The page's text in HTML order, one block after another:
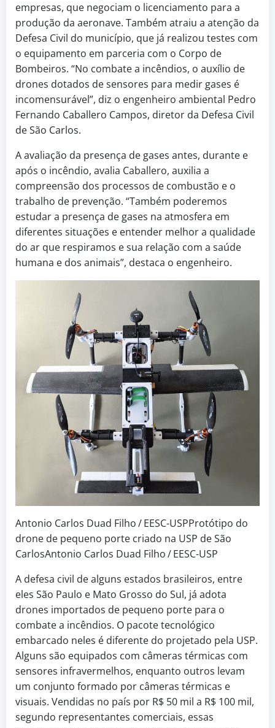
empresas, que negociam o licenciamento para a
produção da aeronave. Também atraiu a atenção da
Defesa Civil do município, que já realizou testes com
o equipamento em parceria com o Corpo de
Bombeiros. “No combate a incêndios, o auxílio de
drones dotados de sensores para medir gases é
incomensurável”, diz o engenheiro ambiental Pedro
Fernando Caballero Campos, diretor da Defesa Civil
de São Carlos.
A avaliação da presença de gases antes, durante e
após o incêndio, avalia Caballero, auxilia a
compreensão dos processos de combustão e o
trabalho de prevenção. “Também poderemos
estudar a presença de gases na atmosfera em
diferentes situações e entender melhor a qualidade
do ar que respiramos e sua relação com a saúde
humana e dos animais”, destaca o engenheiro.
Antonio Carlos Duad Filho / EESC-USPProtótipo do
drone de pequeno porte criado na USP de São
CarlosAntonio Carlos Duad Filho / EESC-USP
A defesa civil de alguns estados brasileiros, entre
eles São Paulo e Mato Grosso do Sul, já adota
drones importados de pequeno porte para o
combate a incêndios. O pacote tecnológico
embarcado neles é diferente do projetado pela USP.
Alguns são equipados com câmeras térmicas com
sensores infravermelhos, enquanto outros levam
um conjunto formado por câmeras térmicas e
visuais. Vendidas no país por R$ 50 mil a R$ 100 mil,
segundo representantes comerciais, essas